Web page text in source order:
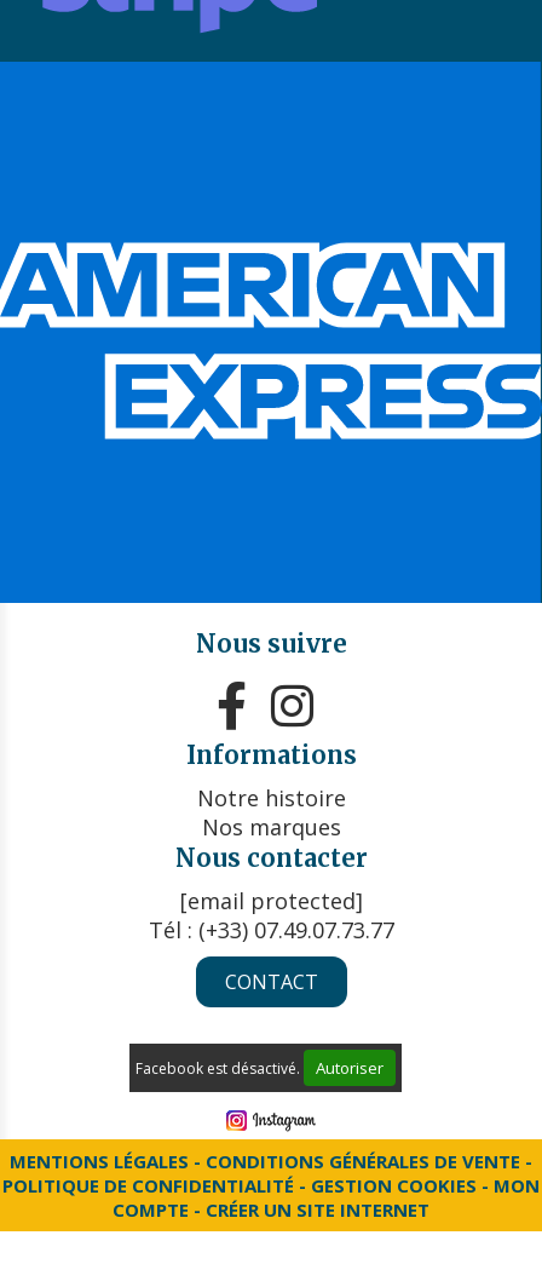
Nous suivre
 
Informations
Notre histoire
Nos marques
Nous contacter
[email protected]
Tél : (+33) 07.49.07.73.77
CONTACT
Facebook est désactivé. Autoriser
MENTIONS LÉGALES
CONDITIONS GÉNÉRALES DE VENTE
POLITIQUE DE CONFIDENTIALITÉ
GESTION COOKIES
MON
COMPTE
CRÉER UN SITE INTERNET